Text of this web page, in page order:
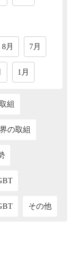
8月 7月
1月
組
の取組
その他